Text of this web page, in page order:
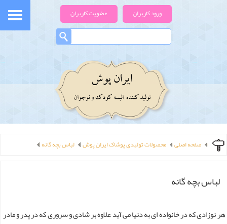
ورود کاربران عضویت کاربران
صفحه اصلی محصولات تولیدی پوشاک ایران پوش لباس بچه گانه
لباس بچه گانه
هر نوزادی که در خانواده ای به دنیا می آید علاوه بر شادی و سروری که در پدر و مادر